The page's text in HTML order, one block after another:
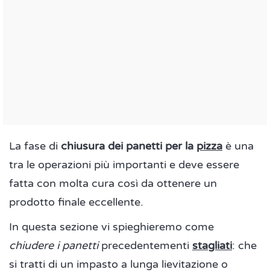
La fase di chiusura dei panetti per la pizza è una
tra le operazioni più importanti e deve essere
fatta con molta cura così da ottenere un
prodotto finale eccellente.
In questa sezione vi spieghieremo come
chiudere i panettiprecedentementi stagliati: che
si tratti di un impasto a lunga lievitazione o